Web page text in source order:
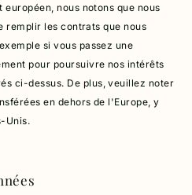
nous notons que nous
remplir les contrats que nous
si vous passez une
pour poursuivre nos intérêts
ci-dessus. De plus, veuillez noter
en dehors de l'Europe, y
Unis.